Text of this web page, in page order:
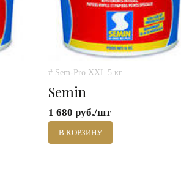
# Sem-Pro XXL 5 кг.
Semin
1 680 руб./шт
В КОРЗИНУ